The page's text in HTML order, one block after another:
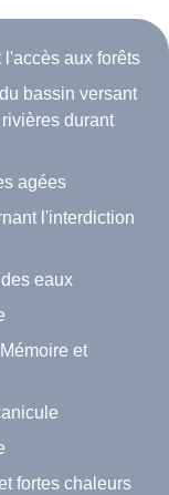
l'accès aux forêts
bassin versant
durant
agées
l'interdiction
eaux
et
fortes chaleurs